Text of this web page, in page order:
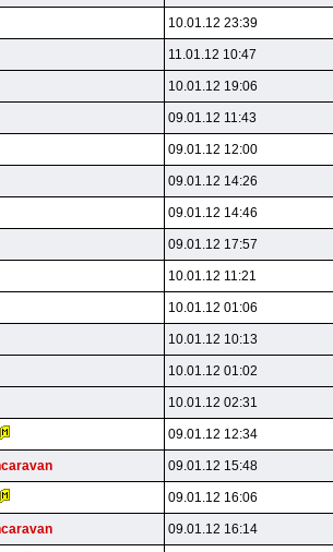
10.01.12 23:39
11.01.12 10:47
10.01.12 19:06
09.01.12 11:43
09.01.12 12:00
09.01.12 14:26
09.01.12 14:46
09.01.12 17:57
10.01.12 11:21
10.01.12 01:06
10.01.12 10:13
10.01.12 01:02
10.01.12 02:31
09.01.12 12:34
09.01.12 15:48
09.01.12 16:06
09.01.12 16:14